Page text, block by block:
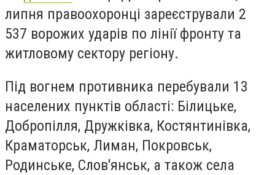
липня правоохоронці зареєстрували 2
537 ворожих ударів по лінії фронту та
житловому сектору регіону.
Під вогнем противника перебували 13
населених пунктів області: Білицьке,
Добропілля, Дружківка, Костянтинівка,
Краматорськ, Лиман, Покровськ,
Родинське, Слов'янськ, а також села